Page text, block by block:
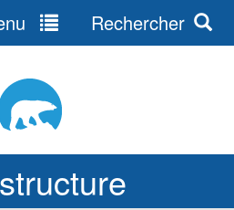
Rechercher